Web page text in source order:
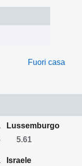
Fuori casa
Lussemburgo
5.61
Israele